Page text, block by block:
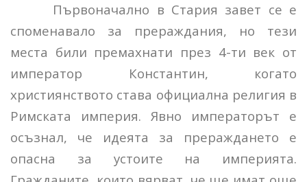
Първоначално в Стария завет се е
споменавало за прераждания, но тези
места били премахнати през 4-ти век от
император Константин, когато
християнството става официална религия в
Римската империя. Явно императорът е
осъзнал, че идеята за прераждането е
опасна за устоите на империята.